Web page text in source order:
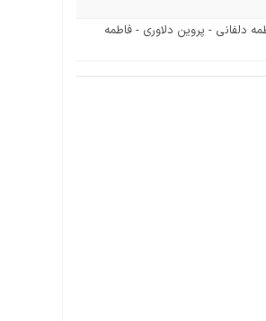
دلفانی - پروین دلاوری - فاطمه